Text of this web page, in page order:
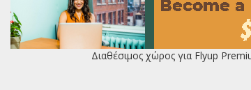
Διαθέσιμος χώρος για Flyup